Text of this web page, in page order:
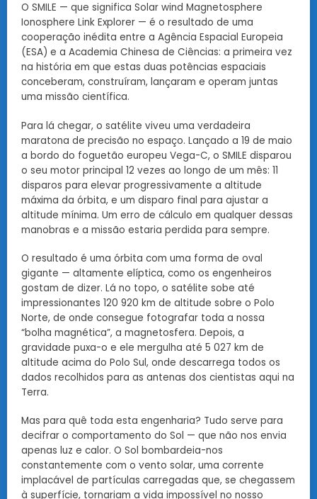
O SMILE — que significa Solar wind Magnetosphere
Ionosphere Link Explorer — é o resultado de uma
cooperação inédita entre a Agência Espacial Europeia
(ESA) e a Academia Chinesa de Ciências: a primeira vez
na história em que estas duas potências espaciais
conceberam, construíram, lançaram e operam juntas
uma missão científica.
Para lá chegar, o satélite viveu uma verdadeira
maratona de precisão no espaço. Lançado a 19 de maio
a bordo do foguetão europeu Vega-C, o SMILE disparou
o seu motor principal 12 vezes ao longo de um mês: 11
disparos para elevar progressivamente a altitude
máxima da órbita, e um disparo final para ajustar a
altitude mínima. Um erro de cálculo em qualquer dessas
manobras e a missão estaria perdida para sempre.
O resultado é uma órbita com uma forma de oval
gigante — altamente elíptica, como os engenheiros
gostam de dizer. Lá no topo, o satélite sobe até
impressionantes 120 920 km de altitude sobre o Polo
Norte, de onde consegue fotografar toda a nossa
“bolha magnética”, a magnetosfera. Depois, a
gravidade puxa-o e ele mergulha até 5 027 km de
altitude acima do Polo Sul, onde descarrega todos os
dados recolhidos para as antenas dos cientistas aqui na
Terra.
Mas para quê toda esta engenharia? Tudo serve para
decifrar o comportamento do Sol — que não nos envia
apenas luz e calor. O Sol bombardeia-nos
constantemente com o vento solar, uma corrente
implacável de partículas carregadas que, se chegassem
à superfície, tornariam a vida impossível no nosso